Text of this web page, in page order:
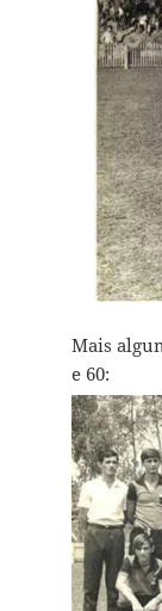
Mais
e 60: